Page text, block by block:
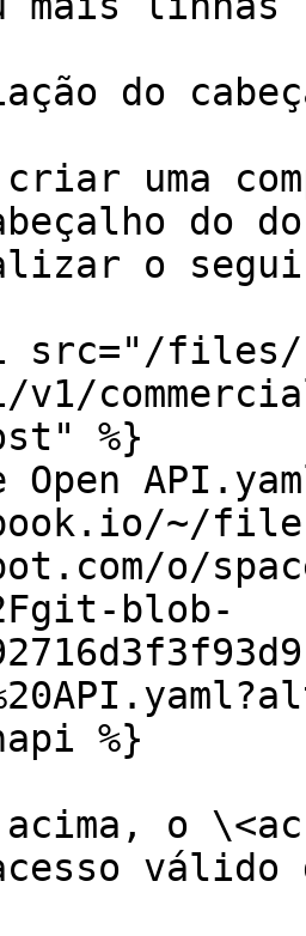
do
criar uma
do
o
src="/files/
%}
Open
~/
o/
blob-
%}
o